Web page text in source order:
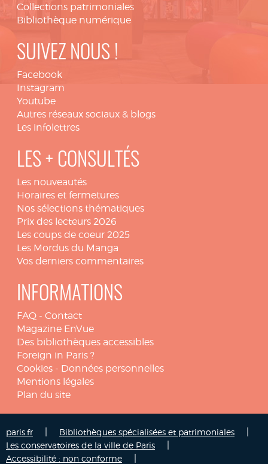
Collections patrimoniales
Bibliothèque numérique
SUIVEZ NOUS !
Facebook
Instagram
Youtube
Autres réseaux sociaux & blogs
Les infolettres
LES + CONSULTÉS
Les nouveautés
Horaires et fermetures
Nos sélections thématiques
Prix des lecteurs 2026
Les coups de coeur 2025
Les Mordus du Manga
Vos derniers commentaires
INFORMATIONS
FAQ - Contact
Magazine EnVue
Des bibliothèques accessibles
Foreign in Paris ?
Cookies - Données personnelles
Mentions légales
Plan du site
paris.fr Bibliothèques spécialisées et patrimoniales
Les conservatoires de la ville de Paris
Accessibilité : non conforme